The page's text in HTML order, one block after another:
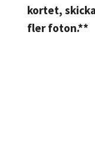
kortet,
fler foton.**